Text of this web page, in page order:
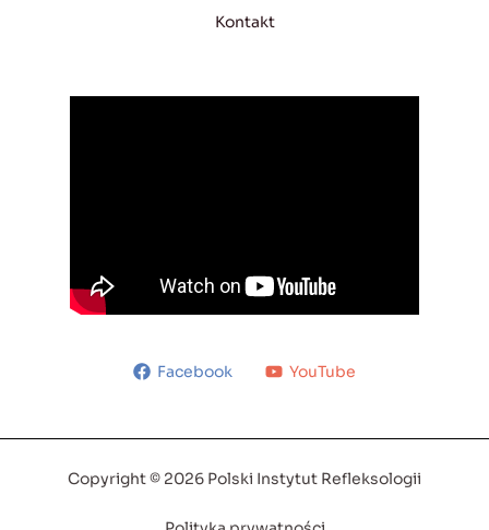
Kontakt
Facebook YouTube
Copyright © 2026 Polski Instytut Refleksologii